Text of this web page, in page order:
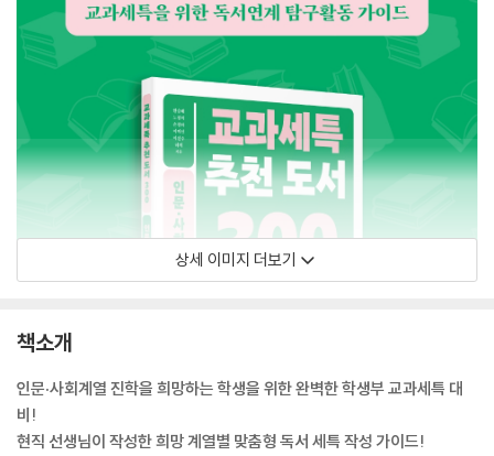
상세 이미지 더보기
책소개
인문·사회계열 진학을 희망하는 학생을 위한 완벽한 학생부 교과세특 대
비!
현직 선생님이 작성한 희망 계열별 맞춤형 독서 세특 작성 가이드!